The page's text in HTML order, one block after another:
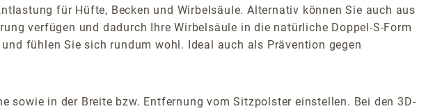
für Hüfte, Becken und Wirbelsäule. Alternativ können Sie auch aus
verfügen und dadurch Ihre Wirbelsäule in die natürliche Doppel-S-Form
fühlen Sie sich rundum wohl. Ideal auch als Prävention gegen
sowie in der Breite bzw. Entfernung vom Sitzpolster einstellen. Bei den 3D-